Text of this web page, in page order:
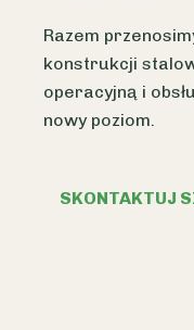
Razem
konstrukcji
operacyjną i
nowy poziom.
SKONTAKTUJ